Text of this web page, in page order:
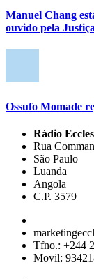
Manuel Chang
ouvido pela Justiça
Ossufo Momade
Rádio
Rua
São Paulo
Luanda
Angola
C.P. 3579
Tfno.: +244
Movil: